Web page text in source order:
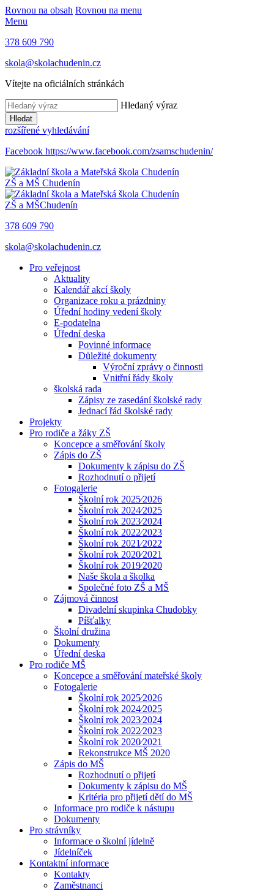
Rovnou na obsah Rovnou na menu
Menu
378 609 790
skola@skolachudenin.cz
Vítejte na oficiálních stránkách
Hledaný výraz
Hledat
rozšířené vyhledávání
Facebook https://www.facebook.com/zsamschudenin/
ZŠ a MŠ Chudenín
ZŠ a MŠChudenín
378 609 790
skola@skolachudenin.cz
Pro veřejnost
Aktuality
Kalendář akcí školy
Organizace roku a prázdniny
Úřední hodiny vedení školy
E-podatelna
Úřední deska
Povinné informace
Důležité dokumenty
Výroční zprávy o činnosti
Vnitřní řády školy
školská rada
Zápisy ze zasedání školské rady
Jednací řád školské rady
Projekty
Pro rodiče a žáky ZŠ
Koncepce a směřování školy
Zápis do ZŠ
Dokumenty k zápisu do ZŠ
Rozhodnutí o přijetí
Fotogalerie
Školní rok 2025⁄2026
Školní rok 2024⁄2025
Školní rok 2023⁄2024
Školní rok 2022⁄2023
Školní rok 2021⁄2022
Školní rok 2020⁄2021
Školní rok 2019⁄2020
Naše škola a školka
Společné foto ZŠ a MŠ
Zájmová činnost
Divadelní skupinka Chudobky
Píšťalky
Školní družina
Dokumenty
Úřední deska
Pro rodiče MŠ
Koncepce a směřování mateřské školy
Fotogalerie
Školní rok 2025⁄2026
Školní rok 2024⁄2025
Školní rok 2023⁄2024
Školní rok 2022⁄2023
Školní rok 2020⁄2021
Rekonstrukce MŠ 2020
Zápis do MŠ
Rozhodnutí o přijetí
Dokumenty k zápisu do MŠ
Kritéria pro přijetí dětí do MŠ
Informace pro rodiče k nástupu
Dokumenty
Pro strávníky
Informace o školní jídelně
Jídelníček
Kontaktní informace
Kontakty
Zaměstnanci